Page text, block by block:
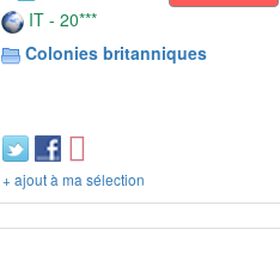
IT - 20***
Colonies britanniques
+ ajout à ma sélection